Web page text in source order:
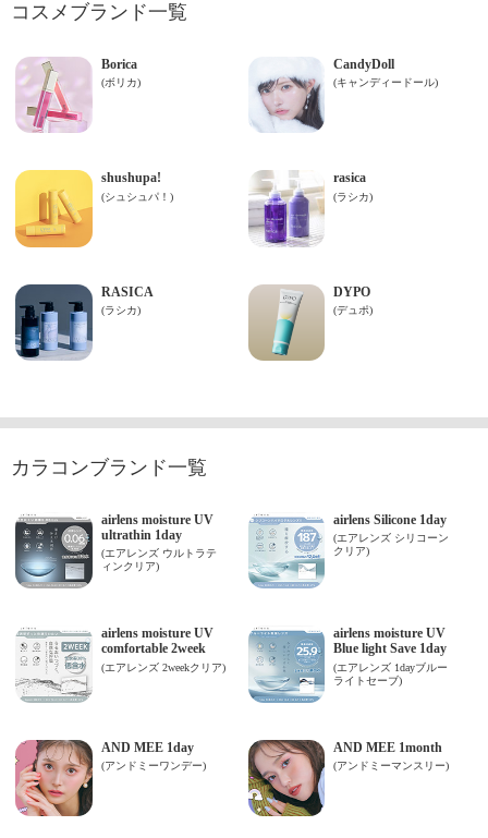
コスメブランド一覧
カラコンブランド一覧